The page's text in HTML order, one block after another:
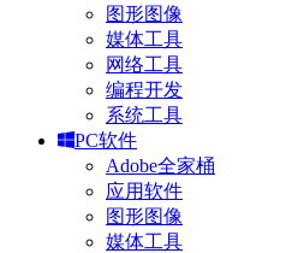
图形图像
媒体工具
网络工具
编程开发
系统工具
PC软件
Adobe全家桶
应用软件
图形图像
媒体工具